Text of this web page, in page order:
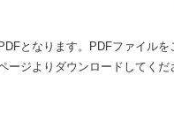
となります。PDFファイル
ージよりダウンロードしてくだ